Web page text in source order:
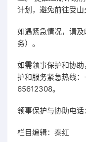
计划，避免前往受山
如遇紧急情况，请
务）。
如需领事保护和协
护和服务紧急热线
65612308。
领事保护与协助电
栏目编辑：秦红